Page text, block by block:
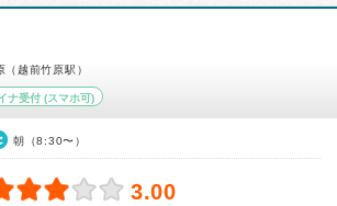
越前竹原駅）
ナ受付(スマホ可)
朝（8:30〜）
3.00